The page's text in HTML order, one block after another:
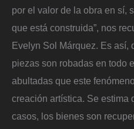
por el valor de la obra en sí,
que está construida”, nos
Evelyn Sol Márquez. Es así,
piezas son robadas en todo
abultadas que este
creación artística. Se estima
casos, los bienes son